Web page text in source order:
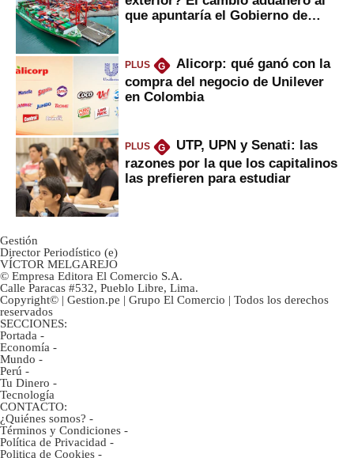
que apuntaría el Gobierno de
PLUS G
Alicorp: qué ganó con la
compra del negocio de Unilever
en Colombia
PLUS G
UTP, UPN y Senati: las
razones por la que los capitalinos
las prefieren para estudiar
Gestión
Director Periodístico (e)
VÍCTOR MELGAREJO
© Empresa Editora El Comercio S.A.
Calle Paracas #532, Pueblo Libre, Lima.
Copyright© | Gestion.pe | Grupo El Comercio | Todos los derechos
reservados
SECCIONES:
Portada -
Economía -
Mundo -
Perú -
Tu Dinero -
Tecnología
CONTACTO:
¿Quiénes somos? -
Términos y Condiciones -
Política de Privacidad -
Politica de Cookies -